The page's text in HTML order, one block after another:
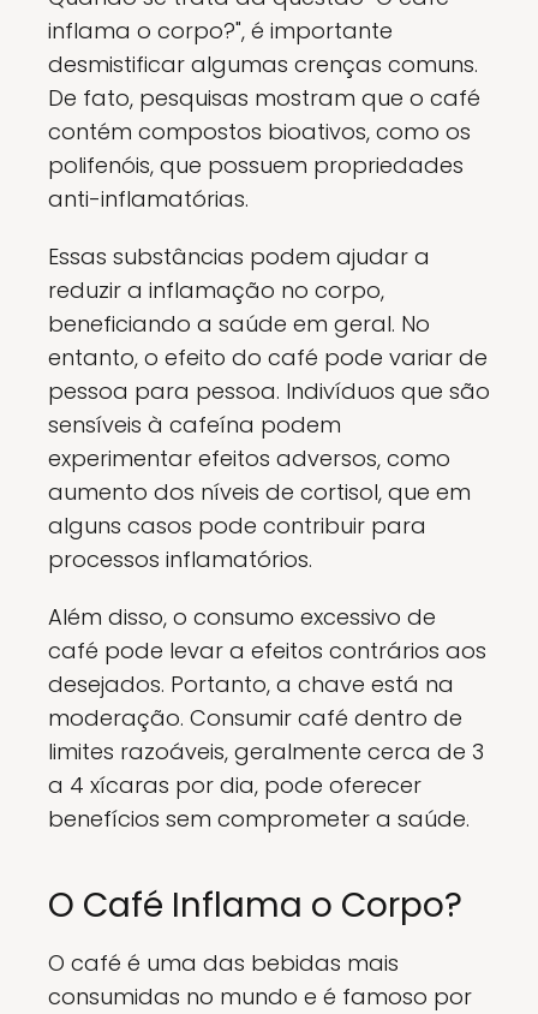
inflama o corpo?", é importante
desmistificar algumas crenças comuns.
De fato, pesquisas mostram que o café
contém compostos bioativos, como os
polifenóis, que possuem propriedades
anti-inflamatórias.
Essas substâncias podem ajudar a
reduzir a inflamação no corpo,
beneficiando a saúde em geral. No
entanto, o efeito do café pode variar de
pessoa para pessoa. Indivíduos que são
sensíveis à cafeína podem
experimentar efeitos adversos, como
aumento dos níveis de cortisol, que em
alguns casos pode contribuir para
processos inflamatórios.
Além disso, o consumo excessivo de
café pode levar a efeitos contrários aos
desejados. Portanto, a chave está na
moderação. Consumir café dentro de
limites razoáveis, geralmente cerca de 3
a 4 xícaras por dia, pode oferecer
benefícios sem comprometer a saúde.
O Café Inflama o Corpo?
O café é uma das bebidas mais
consumidas no mundo e é famoso por